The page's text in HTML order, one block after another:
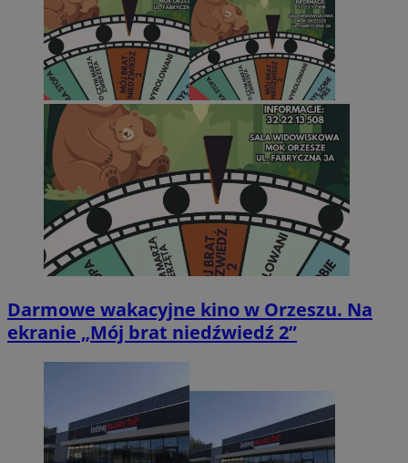
Darmowe wakacyjne kino w Orzeszu. Na
ekranie „Mój brat niedźwiedź 2”